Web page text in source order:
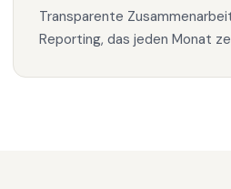
Transparente
Reporting, das jeden Monat